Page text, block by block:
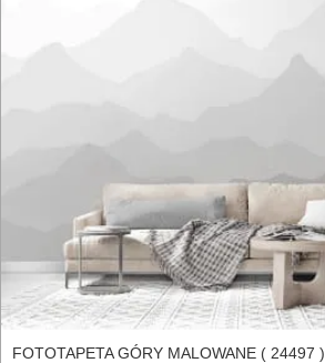
FOTOTAPETA GÓRY MALOWANE ( 24497 )